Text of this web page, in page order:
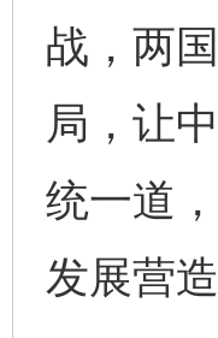
战，两
局，让
统一道
发展营